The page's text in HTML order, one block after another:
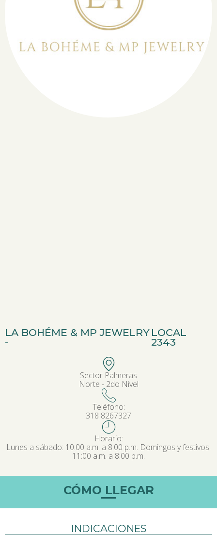
LA BOHÉME & MP JEWELRY
-
LOCAL
2343
Sector Palmeras
Norte - 2do Nivel
Teléfono:
318 8267327
Horario:
Lunes a sábado: 10:00 a.m. a 8:00 p.m. Domingos y festivos:
11:00 a.m. a 8:00 p.m.
CÓMO LLEGAR
INDICACIONES